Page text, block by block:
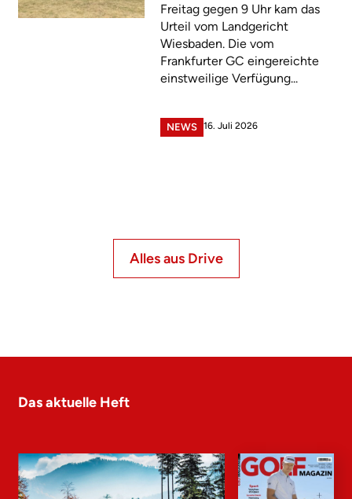
Freitag gegen 9 Uhr kam das
Urteil vom Landgericht
Wiesbaden. Die vom
Frankfurter GC eingereichte
einstweilige Verfügung...
NEWS 16. Juli 2026
Alles aus Drive
Das aktuelle Heft